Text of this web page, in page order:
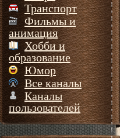
Транспорт
Фильмы и
анимация
Хобби и
образование
Юмор
Все каналы
Каналы
пользователей